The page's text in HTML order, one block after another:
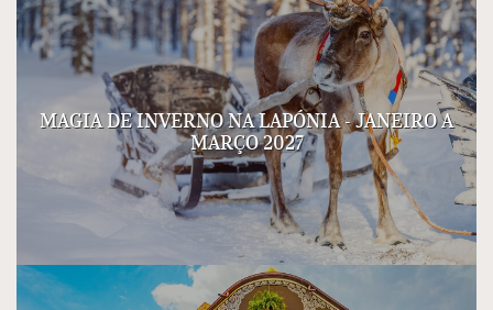
MAGIA DE INVERNO NA LAPÓNIA - JANEIRO A
MARÇO 2027